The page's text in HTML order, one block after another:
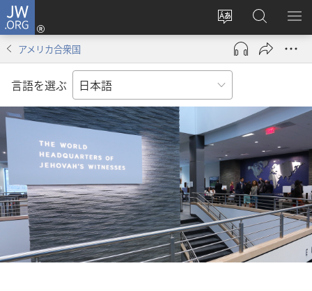
JW.ORG
サ
イ
ト
の
言
を
え
る
ロ
グ
ン
し
タ
ブ
開
く）
JW.ORG
の
検
メ
を
アメリカ合衆国
言語を選ぶ